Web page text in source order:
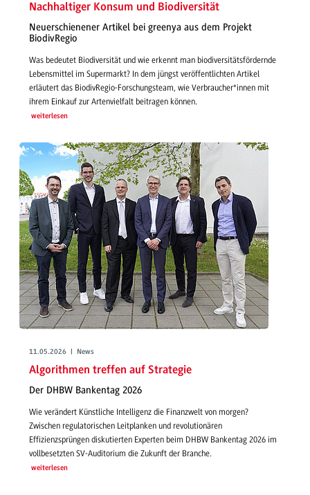
Nachhaltiger Konsum und Biodiversität
Neuerschienener Artikel bei greenya aus dem Projekt
BiodivRegio
Was bedeutet Biodiversität und wie erkennt man biodiversitätsfördernde
Lebensmittel im Supermarkt? In dem jüngst veröffentlichten Artikel
erläutert das BiodivRegio-Forschungsteam, wie Verbraucher*innen mit
ihrem Einkauf zur Artenvielfalt beitragen können.
weiterlesen
11.05.2026 | News
Algorithmen treffen auf Strategie
Der DHBW Bankentag 2026
Wie verändert Künstliche Intelligenz die Finanzwelt von morgen?
Zwischen regulatorischen Leitplanken und revolutionären
Effizienzsprüngen diskutierten Experten beim DHBW Bankentag 2026 im
vollbesetzten SV-Auditorium die Zukunft der Branche.
weiterlesen